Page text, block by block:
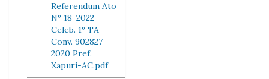
Referendum Ato
Nº 18-2022
Celeb. 1º TA
Conv. 902827-
2020 Pref.
Xapuri-AC.pdf